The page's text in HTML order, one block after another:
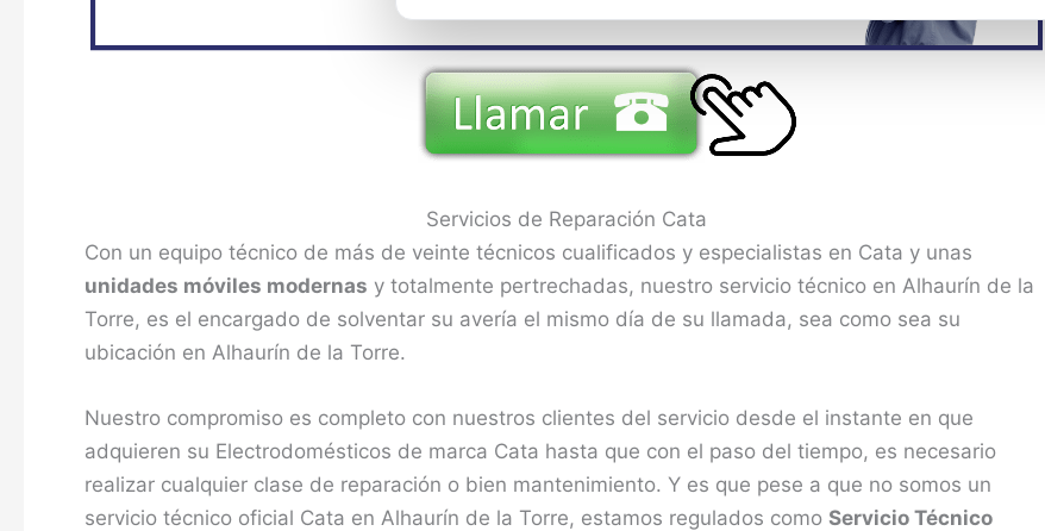
Servicios de Reparación Cata
Con un equipo técnico de más de veinte técnicos cualificados y especialistas en Cata y unas
unidades móviles modernas y totalmente pertrechadas, nuestro servicio técnico en Alhaurín de la
Torre, es el encargado de solventar su avería el mismo día de su llamada, sea como sea su
ubicación en Alhaurín de la Torre.
Nuestro compromiso es completo con nuestros clientes del servicio desde el instante en que
adquieren su Electrodomésticos de marca Cata hasta que con el paso del tiempo, es necesario
realizar cualquier clase de reparación o bien mantenimiento. Y es que pese a que no somos un
servicio técnico oficial Cata en Alhaurín de la Torre, estamos regulados como Servicio Técnico